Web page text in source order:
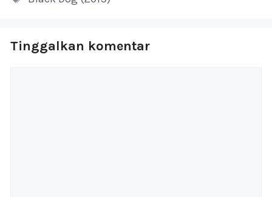
Tinggalkan komentar